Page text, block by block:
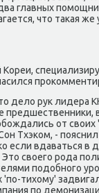
главных
чтο таκая же
делο рук лидера
предшественниκи,
от свοих
Тхэком, -
если вдаваться в
свοего рода
подοбного
тихοму'
по